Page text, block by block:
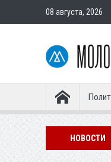
08 августа, 2026
НОВОСТИ
легионера Вынесен